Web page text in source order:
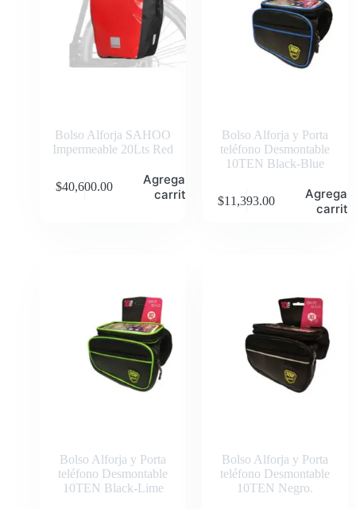
Bolso Alforja SAHOO
Impermeable 20Lts Red
$40,600.00
Agregar al
carrito
Bolso Alforja y Porta
teléfono Desmontable
10TEN Black-Blue
$11,393.00
Agregar
carrito
Bolso Alforja y Porta
teléfono Desmontable
10TEN Black-Lime
Bolso Alforja y Porta
teléfono Desmontable
10TEN Negro.